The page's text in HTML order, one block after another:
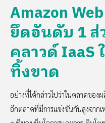
Amazon
ยึดอันดับ 1
คลาวด์ IaaS
ทิ้งขาด
อย่างที่ได้กล่าวไปว่าในตลาดขอ
อีกตลาดที่มีการแข่งขันกันสูงจากเ